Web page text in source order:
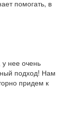
помогать, в
у нее очень
подход! Нам
придем к